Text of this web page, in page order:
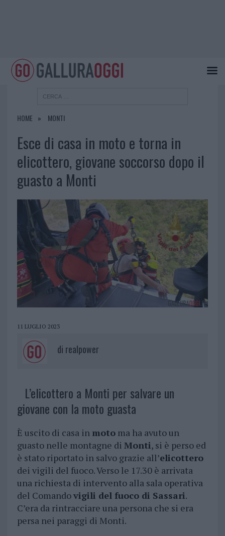
HOME MONTI
Esce di casa in moto e torna in
elicottero, giovane soccorso dopo il
guasto a Monti
11 LUGLIO 2023
di realpower
L’elicottero a Monti per salvare un
giovane con la moto guasta
È uscito di casa in motoma ha avuto un
guasto nelle montagne di Monti, si è perso ed
è stato riportato in salvo grazie all’elicottero
dei vigili del fuoco. Verso le 17.30 è arrivata
una richiesta di intervento alla sala operativa
del Comandovigili del fuoco di Sassari.
C’era da rintracciare una persona che si era
persa nei paraggi di Monti.